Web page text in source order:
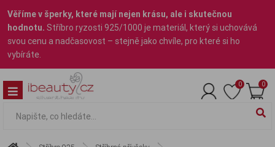
Věříme v šperky, které mají nejen krásu, ale i skutečnou
hodnotu. Stříbro ryzosti 925/1000 je materiál, který si uchovává
svou cenu a nadčasovost – stejně jako chvíle, pro které si ho
vybíráte.
0 0